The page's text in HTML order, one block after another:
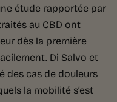
étude rapportée par
au CBD ont
dès la première
Di Salvo et
des cas de douleurs
la mobilité s’est